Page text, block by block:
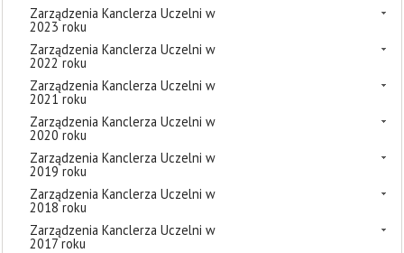
Zarządzenia Kanclerza Uczelni w
2023 roku
Zarządzenia Kanclerza Uczelni w
2022 roku
Zarządzenia Kanclerza Uczelni w
2021 roku
Zarządzenia Kanclerza Uczelni w
2020 roku
Zarządzenia Kanclerza Uczelni w
2019 roku
Zarządzenia Kanclerza Uczelni w
2018 roku
Zarządzenia Kanclerza Uczelni w
2017 roku